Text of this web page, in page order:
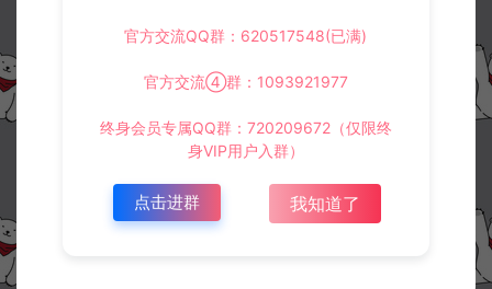
资源下载
此资源仅限注册用户下载，请先
官方交流QQ群：620517548(已满)
官方交流④群：1093921977
终身会员专属QQ群：720209672（仅限终
身VIP用户入群）
点击进群 我知道了